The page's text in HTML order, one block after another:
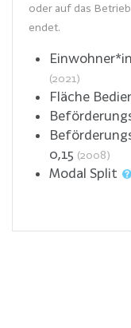
oder auf das
endet.
(2021)
Fläche
0,15 (2008)
Modal Split